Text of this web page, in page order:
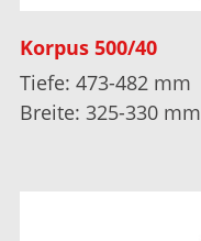
Korpus 500/40
Tiefe: 473-482 mm
Breite: 325-330 mm